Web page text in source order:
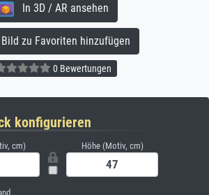
In 3D / AR ansehen
zu Favoriten hinzufügen
0 Bewertungen
konfigurieren
cm) Höhe (Motiv, cm)